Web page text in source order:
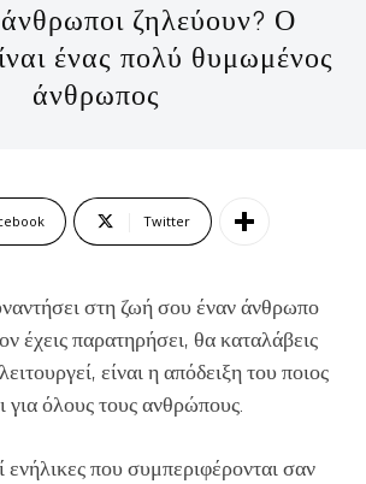
άνθρωποι ζηλεύουν? Ο
ένας πολύ θυμωμένος
άνθρωπος
Twitter
στη ζωή σου έναν άνθρωπο
έχεις παρατηρήσει, θα καταλάβεις
είναι η απόδειξη του ποιος
για όλους τους ανθρώπους.
που συμπεριφέρονται σαν